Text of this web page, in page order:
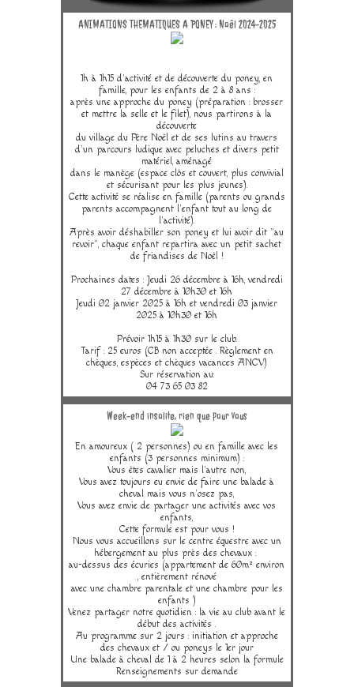
ANIMATIONS THEMATIQUES A PONEY : Noêl 2024-2025
1h à 1h15 d'activité et de découverte du poney, en
famille, pour les enfants de 2 à 8 ans :
après une approche du poney (préparation : brosser
et mettre la selle et le filet), nous partirons à la
découverte
du village du Père Noêl et de ses lutins au travers
d'un parcours ludique avec peluches et divers petit
matériel, aménagé
dans le manège (espace clôs et couvert, plus convivial
et sécurisant pour les plus jeunes).
Cette activité se réalise en famille (parents ou grands
parents accompagnent l'enfant tout au long de
l'activité).
Après avoir déshabiller son poney et lui avoir dit "au
revoir", chaque enfant repartira avec un petit sachet
de friandises de Noêl !
Prochaines dates : Jeudi 26 décembre à 16h, vendredi
27 décembre à 10h30 et 16h
Jeudi 02 janvier 2025 à 16h et vendredi 03 janvier
2025 à 10h30 et 16h
Prévoir 1h15 à 1h30 sur le club.
Tarif : 25 euros (CB non acceptée . Règlement en
chèques, espèces et chèques vacances ANCV)
Sur réservation au:
04 73 65 03 82
Week-end insolite, rien que pour vous
En amoureux ( 2 personnes) ou en famille avec les
enfants (3 personnes minimum) :
Vous êtes cavalier mais l'autre non,
Vous avez toujours eu envie de faire une balade à
cheval mais vous n'osez pas,
Vous avez envie de partager une activités avec vos
enfants,
Cette formule est pour vous !
Nous vous accueillons sur le centre équestre avec un
hébergement au plus près des chevaux :
au-dessus des écuries (appartement de 60m² environ
, entièrement rénové
avec une chambre parentale et une chambre pour les
enfants )
Venez partager notre quotidien : la vie au club avant le
début des activités .
Au programme sur 2 jours : initiation et approche
des chevaux et / ou poneys le 1er jour
Une balade à cheval de 1 à 2 heures selon la formule
Renseignements sur demande